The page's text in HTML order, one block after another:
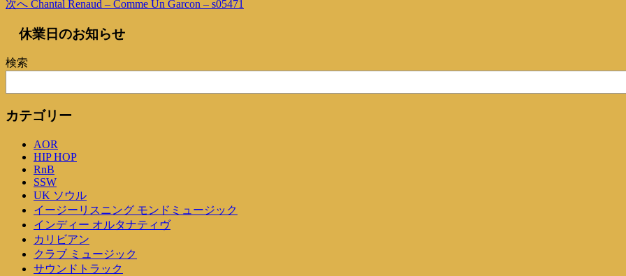
稿
ナ
ビ
シ
去
次
次へ Chantal Renaud – Comme Un Garcon – s05471
休業日のお知らせ
検索
カテゴリー
AOR
HIP HOP
RnB
SSW
UK ソウル
イージーリスニング モンドミュージック
インディー オルタナティヴ
カリビアン
クラブ ミュージック
サウンドトラック